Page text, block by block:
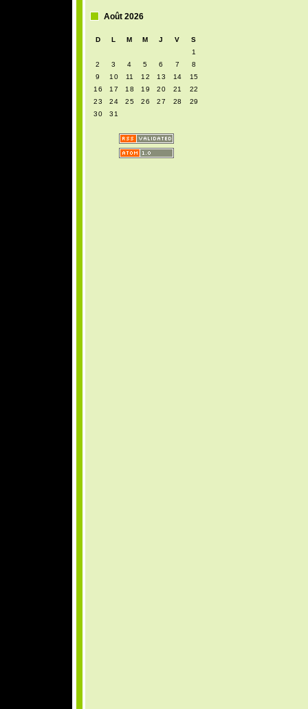
Août 2026
D L M M J V
S
1
2
3 4 5 6 7
8
9
10 11 12 13 14
15
16
17 18 19 20 21
22
23
24 25 26 27 28
29
30
31